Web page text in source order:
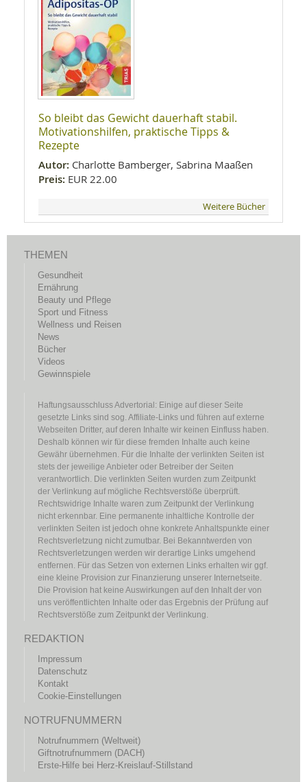
So bleibt das Gewicht dauerhaft stabil.
Motivationshilfen, praktische Tipps &
Rezepte
Autor: Charlotte Bamberger, Sabrina Maaßen
Preis: EUR 22.00
Weitere Bücher
THEMEN
Gesundheit
Ernährung
Beauty und Pflege
Sport und Fitness
Wellness und Reisen
News
Bücher
Videos
Gewinnspiele
Haftungsausschluss Advertorial: Einige auf dieser Seite
gesetzte Links sind sog. Affiliate-Links und führen auf externe
Webseiten Dritter, auf deren Inhalte wir keinen Einfluss haben.
Deshalb können wir für diese fremden Inhalte auch keine
Gewähr übernehmen. Für die Inhalte der verlinkten Seiten ist
stets der jeweilige Anbieter oder Betreiber der Seiten
verantwortlich. Die verlinkten Seiten wurden zum Zeitpunkt
der Verlinkung auf mögliche Rechtsverstöße überprüft.
Rechtswidrige Inhalte waren zum Zeitpunkt der Verlinkung
nicht erkennbar. Eine permanente inhaltliche Kontrolle der
verlinkten Seiten ist jedoch ohne konkrete Anhaltspunkte einer
Rechtsverletzung nicht zumutbar. Bei Bekanntwerden von
Rechtsverletzungen werden wir derartige Links umgehend
entfernen. Für das Setzen von externen Links erhalten wir ggf.
eine kleine Provision zur Finanzierung unserer Internetseite.
Die Provision hat keine Auswirkungen auf den Inhalt der von
uns veröffentlichten Inhalte oder das Ergebnis der Prüfung auf
Rechtsverstöße zum Zeitpunkt der Verlinkung.
REDAKTION
Impressum
Datenschutz
Kontakt
Cookie-Einstellungen
NOTRUFNUMMERN
Notrufnummern (Weltweit)
Giftnotrufnummern (DACH)
Erste-Hilfe bei Herz-Kreislauf-Stillstand